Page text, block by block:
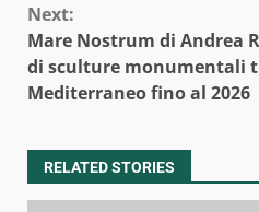
Next:
Mare Nostrum di Andrea
di sculture monumentali
Mediterraneo fino al 2026
RELATED STORIES